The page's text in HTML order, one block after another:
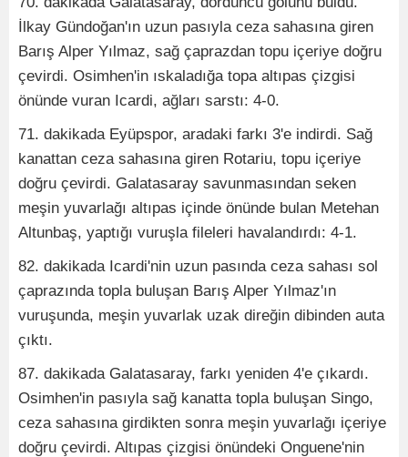
İlkay Gündoğan'ın uzun pasıyla ceza sahasına giren
Barış Alper Yılmaz, sağ çaprazdan topu içeriye doğru
çevirdi. Osimhen'in ıskaladığa topa altıpas çizgisi
önünde vuran Icardi, ağları sarstı: 4-0.
71. dakikada Eyüpspor, aradaki farkı 3'e indirdi. Sağ
kanattan ceza sahasına giren Rotariu, topu içeriye
doğru çevirdi. Galatasaray savunmasından seken
meşin yuvarlağı altıpas içinde önünde bulan Metehan
Altunbaş, yaptığı vuruşla fileleri havalandırdı: 4-1.
82. dakikada Icardi'nin uzun pasında ceza sahası sol
çaprazında topla buluşan Barış Alper Yılmaz'ın
vuruşunda, meşin yuvarlak uzak direğin dibinden auta
çıktı.
87. dakikada Galatasaray, farkı yeniden 4'e çıkardı.
Osimhen'in pasıyla sağ kanatta topla buluşan Singo,
ceza sahasına girdikten sonra meşin yuvarlağı içeriye
doğru çevirdi. Altıpas çizgisi önündeki Onguene'nin